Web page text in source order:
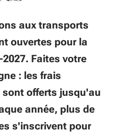
aux transports
ouvertes pour la
2027. Faites votre
: les frais
offerts jusqu'au
année, plus de
s'inscrivent pour